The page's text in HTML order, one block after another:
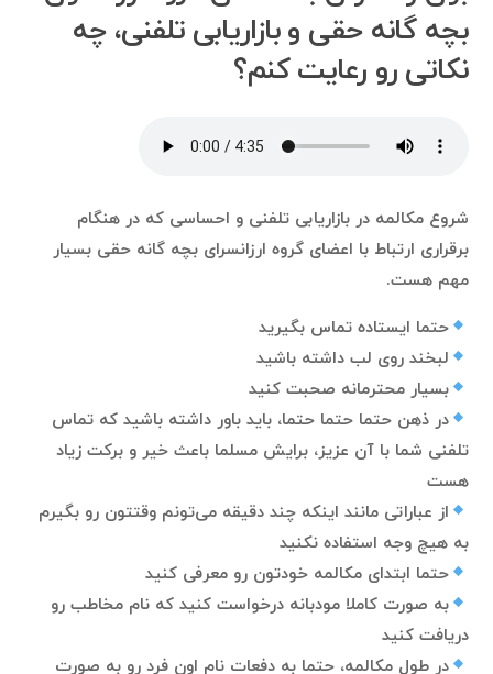
بچه گانه حقی و بازاریابی تلفنی، چه
نکاتی رو رعایت کنم؟
شروع مکالمه در بازاریابی تلفنی و احساسی که در هنگام
برقراری ارتباط با اعضای گروه ارزانسرای بچه گانه حقی بسیار
مهم هست.
حتما ایستاده تماس بگیرید
لبخند روی لب داشته باشید
بسیار محترمانه صحبت کنید
در ذهن حتما حتما حتما، باید باور داشته باشید که تماس
تلفنی شما با آن عزیز، برایش مسلما باعث خیر و برکت زیاد
هست
از عباراتی مانند اینکه چند دقیقه می‌تونم وقتتون رو بگیرم
به هیچ وجه استفاده نکنید
حتما ابتدای مکالمه خودتون رو معرفی کنید
به صورت کاملا مودبانه درخواست کنید که نام مخاطب رو
دریافت کنید
در طول مکالمه، حتما به دفعات نام اون فرد رو به صورت